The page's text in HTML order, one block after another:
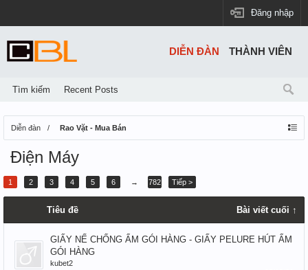
Đăng nhập
Diễn đàn Rao Vặt - Mua Bán
Điện Máy
1 2 3 4 5 6 → 782 Tiếp >
Tiêu đề Bài viết cuối ↑
GIẤY NẾ CHỐNG ẨM GÓI HÀNG - GIẤY PELURE HÚT ẨM
GÓI HÀNG
kubet2
DIỄN ĐÀN
Tìm kiếm Recent Posts
THÀNH VIÊN